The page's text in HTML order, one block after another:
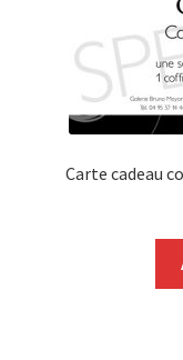
Carte cadeau